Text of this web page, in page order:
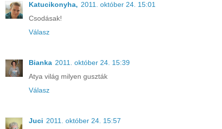
Katucikonyha, 2011. október 24. 15:01
Csodásak!
Válasz
Bianka 2011. október 24. 15:39
Atya világ milyen guszták
Válasz
Juci 2011. október 24. 15:57